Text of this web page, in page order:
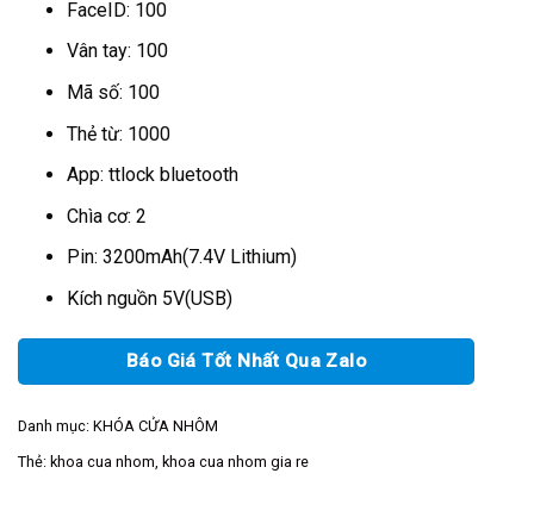
FaceID: 100
Vân tay: 100
Mã số: 100
Thẻ từ: 1000
App: ttlock bluetooth
Chìa cơ: 2
Pin: 3200mAh(7.4V Lithium)
Kích nguồn 5V(USB)
Báo Giá Tốt Nhất Qua Zalo
Danh mục: KHÓA CỬA NHÔM
Thẻ: khoa cua nhom khoa cua nhom gia re